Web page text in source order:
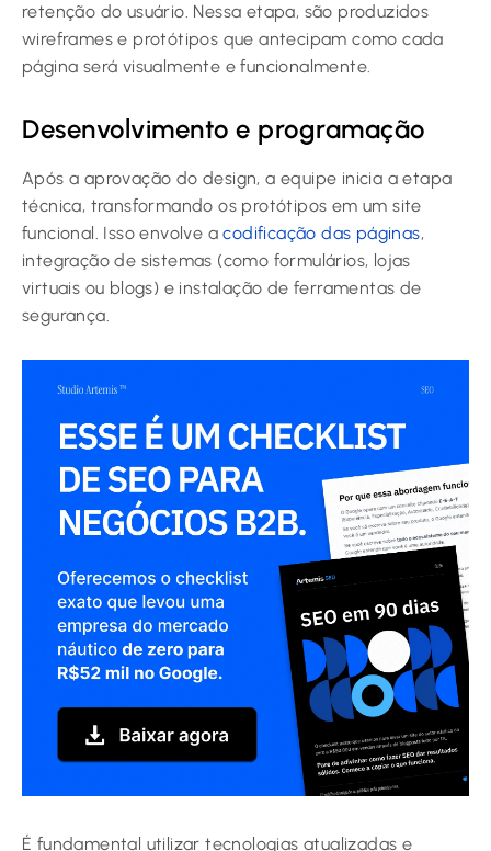
retenção do usuário. Nessa etapa, são produzidos
wireframes e protótipos que antecipam como cada
página será visualmente e funcionalmente.
Desenvolvimento e programação
Após a aprovação do design, a equipe inicia a etapa
técnica, transformando os protótipos em um site
funcional. Isso envolve acodificação das páginas,
integração de sistemas (como formulários, lojas
virtuais ou blogs) e instalação de ferramentas de
segurança.
É fundamental utilizar tecnologias atualizadas e